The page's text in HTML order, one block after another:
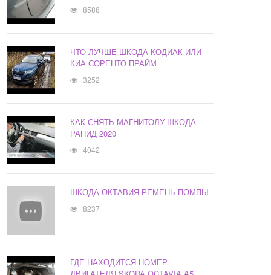
8588
ЧТО ЛУЧШЕ ШКОДА КОДИАК ИЛИ
КИА СОРЕНТО ПРАЙМ
3252
КАК СНЯТЬ МАГНИТОЛУ ШКОДА
РАПИД 2020
4042
ШКОДА ОКТАВИЯ РЕМЕНЬ ПОМПЫ
8237
ГДЕ НАХОДИТСЯ НОМЕР